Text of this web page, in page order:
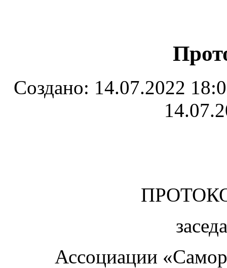
Создано: 14.07.2022
Ассоциации